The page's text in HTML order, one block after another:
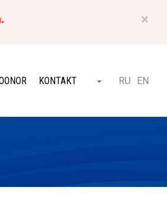
×
KONTAKT Otsi ET
RU EN